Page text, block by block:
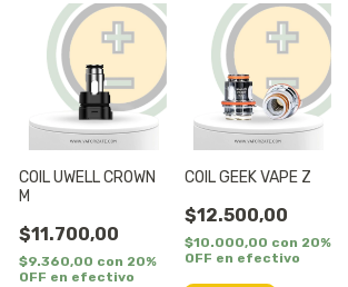
COIL UWELL CROWN
M
$11.700,00
$9.360,00 con 20%
OFF en efectivo
COIL GEEK VAPE Z
$12.500,00
$10.000,00 con 20%
OFF en efectivo